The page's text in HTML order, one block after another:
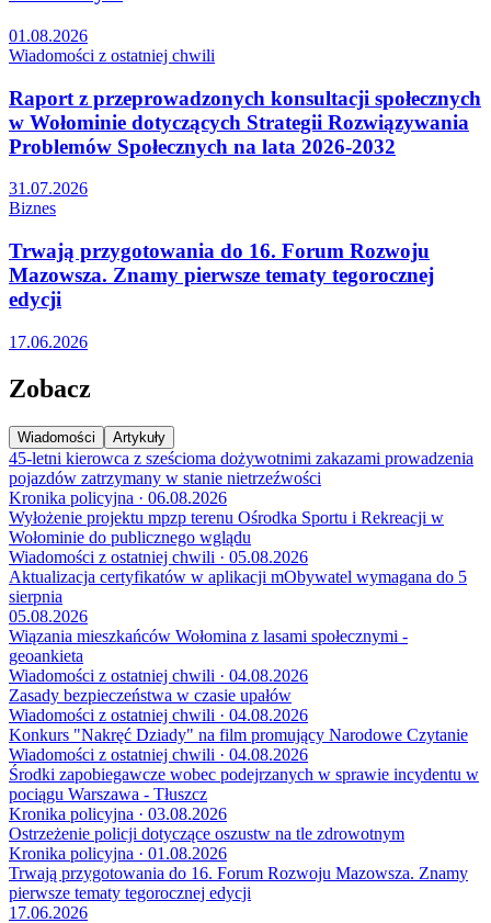
01.08.2026
Wiadomości z ostatniej chwili
Raport z przeprowadzonych konsultacji społecznych
w Wołominie dotyczących Strategii Rozwiązywania
Problemów Społecznych na lata 2026-2032
31.07.2026
Biznes
Trwają przygotowania do 16. Forum Rozwoju
Mazowsza. Znamy pierwsze tematy tegorocznej
edycji
17.06.2026
Zobacz
Wiadomości Artykuły
45-letni kierowca z sześcioma dożywotnimi zakazami prowadzenia
pojazdów zatrzymany w stanie nietrzeźwości
Kronika policyjna · 06.08.2026
Wyłożenie projektu mpzp terenu Ośrodka Sportu i Rekreacji w
Wołominie do publicznego wglądu
Wiadomości z ostatniej chwili · 05.08.2026
Aktualizacja certyfikatów w aplikacji mObywatel wymagana do 5
sierpnia
05.08.2026
Wiązania mieszkańców Wołomina z lasami społecznymi -
geoankieta
Wiadomości z ostatniej chwili · 04.08.2026
Zasady bezpieczeństwa w czasie upałów
Wiadomości z ostatniej chwili · 04.08.2026
Konkurs "Nakręć Dziady" na film promujący Narodowe Czytanie
Wiadomości z ostatniej chwili · 04.08.2026
Środki zapobiegawcze wobec podejrzanych w sprawie incydentu w
pociągu Warszawa - Tłuszcz
Kronika policyjna · 03.08.2026
Ostrzeżenie policji dotyczące oszustw na tle zdrowotnym
Kronika policyjna · 01.08.2026
Trwają przygotowania do 16. Forum Rozwoju Mazowsza. Znamy
pierwsze tematy tegorocznej edycji
17.06.2026